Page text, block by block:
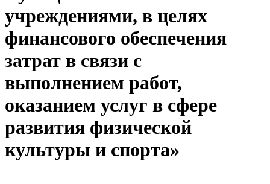
учреждениями, в целях
финансового обеспечения
затрат в связи с
выполнением работ,
оказанием услуг в сфере
развития физической
культуры и спорта»